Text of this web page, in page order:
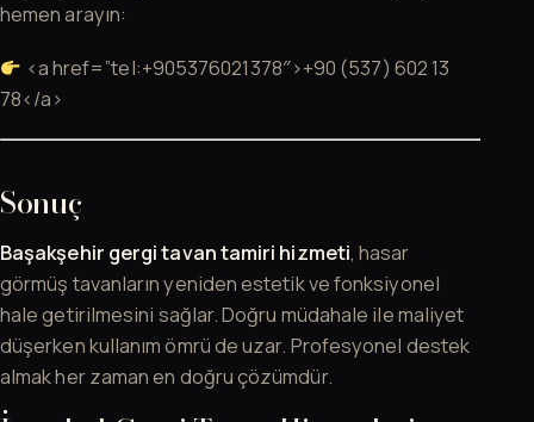
hemen arayın:
<a href=”tel:+905376021378″>+90 (537) 602 13
78</a>
Sonuç
Başakşehir gergi tavan tamiri hizmeti, hasar
görmüş tavanların yeniden estetik ve fonksiyonel
hale getirilmesini sağlar. Doğru müdahale ile maliyet
düşerken kullanım ömrü de uzar. Profesyonel destek
almak her zaman en doğru çözümdür.